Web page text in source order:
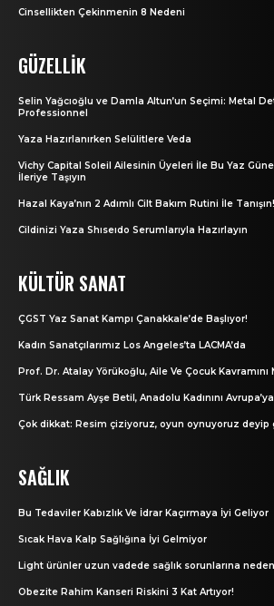
Cinsellikten Çekinmenin 8 Nedeni
GÜZELLIK
Selin Yağcıoğlu ve Damla Altun’un Seçimi: Metal
Professionnel
Yaza Hazırlanırken Selülitlere Veda
Vichy Capital Soleil Ailesinin Üyeleri İle Bu Yaz
İleriye Taşıyın
Hazal Kaya’nın 2 Adımlı Cilt Bakım Rutini İle Tanışın!
Cildinizi Yaza Shıseıdo Serumlarıyla Hazırlayın
KÜLTÜR SANAT
ÇGST Yaz Sanat Kampı Çanakkale’de Başlıyor!
Kadın Sanatçılarımız Los Angeles’ta LACMA’da
Prof. Dr. Atalay Yörükoğlu, Aile Ve Çocuk Kavramını
Türk Ressam Ayşe Betil, Anadolu Kadınını
Çok dikkat: Resim çiziyoruz, oyun oynuyoruz deyip
SAĞLIK
Bu Tedaviler Kabızlık Ve İdrar Kaçırmaya İyi Geliyor
Sıcak Hava Kalp Sağlığına İyi Gelmiyor
Light ürünler uzun vadede sağlık sorunlarına
Obezite Rahim Kanseri Riskini 3 Kat Artıyor!